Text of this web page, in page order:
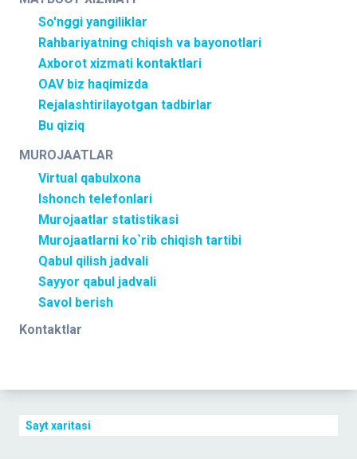
Sayt xaritasi
So'nggi yangiliklar
Rahbariyatning chiqish va bayonotlari
Axborot xizmati kontaktlari
OAV biz haqimizda
Rejalashtirilayotgan tadbirlar
Bu qiziq
MUROJAATLAR
Virtual qabulxona
Ishonch telefonlari
Murojaatlar statistikasi
Murojaatlarni ko`rib chiqish tartibi
Qabul qilish jadvali
Sayyor qabul jadvali
Savol berish
Kontaktlar